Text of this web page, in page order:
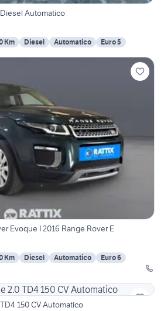
Automatico
Km Diesel Automatico Euro 5
Evoque I 2016 Range Rover E
Km Diesel Automatico
Euro 6
150 CV Automatico